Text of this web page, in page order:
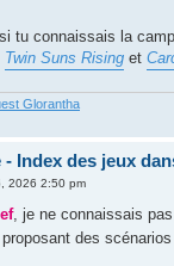
tu connaissais la
Twin Suns Rising et
Glorantha
Index des jeux
2026 2:50 pm
, je ne connaissais
des